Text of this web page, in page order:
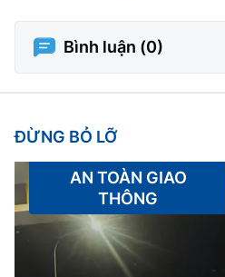
Bình luận (0)
ĐỪNG BỎ LỠ
AN TOÀN GIAO
THÔNG